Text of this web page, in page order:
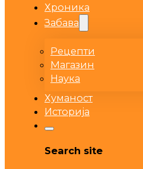
Хроника
Забава
Рецепти
Магазин
Наука
Хуманост
Историја
Search site